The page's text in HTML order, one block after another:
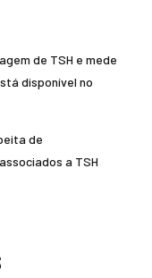
de TSH e mede
disponível no
de
a TSH